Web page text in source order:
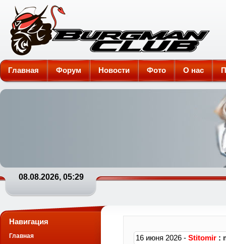
Burgman-Club
Главная Форум Новости Фото О нас
08.08.2026, 05:29
Навигация
Главная